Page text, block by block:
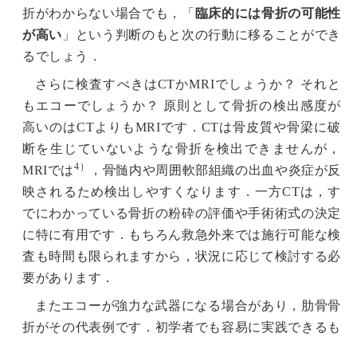
折がわからない場合でも，「 臨床的には骨折の可能性
が高い 」という判断のもと次の行動に移ることができ
るでしょう．
さらに検査すべきはCTかMRIでしょうか？ それと
もエコーでしょうか？ 原則として骨折の検出感度が
高いのはCTよりもMRIです．CTは骨皮質や骨梁に破
断を生じていないような骨折を検出できませんが，
MRIでは4）
，骨髄内や周囲軟部組織の出血や炎症が反
映されるため検出しやすくなります．一方CTは，す
でにわかっている骨折の粉砕の評価や手術術式の決定
に特に有用です．もちろん救急外来では施行可能な検
査も時間も限られますから，状況に応じて検討する必
要があります．
またエコーが強力な武器になる場合があり，肋骨骨
折がその代表例です．初学者でも容易に実践できるも